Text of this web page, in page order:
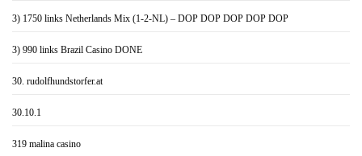
3) 1750 links Netherlands Mix (1-2-NL) – DOP DOP DOP DOP DOP
3) 990 links Brazil Casino DONE
30. rudolfhundstorfer.at
30.10.1
319 malina casino